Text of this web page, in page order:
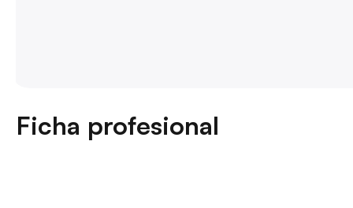
Ficha profesional